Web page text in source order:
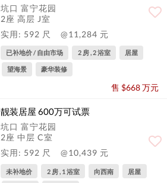
坑口 富宁花园
2座 高层 J室
实用: 592 尺
@11,284 元
已补地价 / 自由市场 2 房 , 2 浴室 居屋
望海景 豪华装修
售 $668 万元
靓装居屋 600万可试票
坑口 富宁花园
2座 中层 C室
实用: 592 尺
@10,439 元
未补地价 2 房 , 1 浴室 向西南 居屋